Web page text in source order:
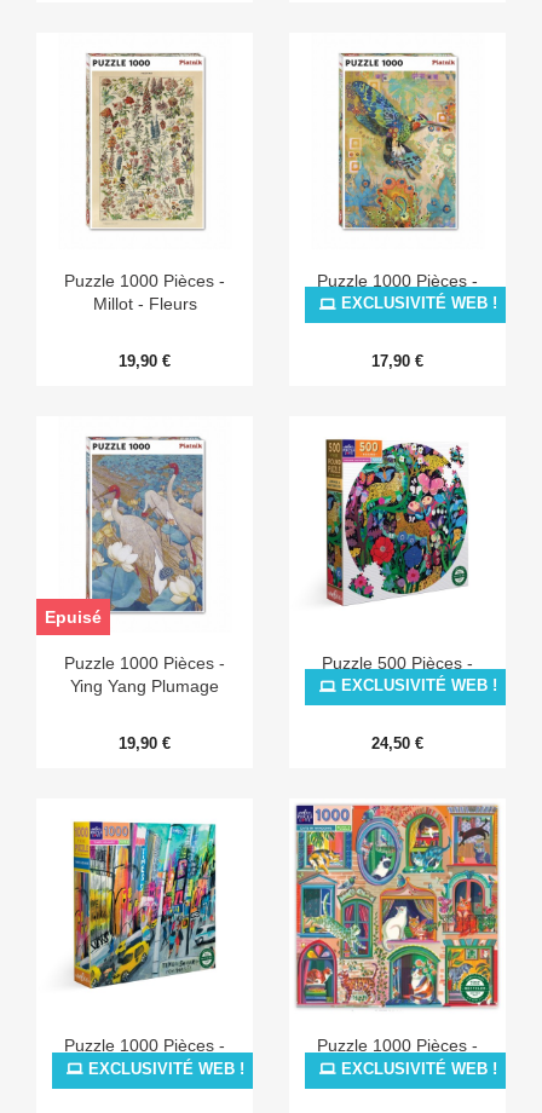
Puzzle 1000 Pièces -
Millot - Fleurs
19,90 €
Puzzle 1000 Pièces -
Colibri
17,90 €
EXCLUSIVITÉ WEB !
Puzzle 1000 Pièces -
Ying Yang Plumage
19,90 €
Epuisé
Puzzle 500 Pièces -
Jaguars & Butterflies
24,50 €
EXCLUSIVITÉ WEB !
Puzzle 1000 Pièces -
Times Square
EXCLUSIVITÉ WEB !
Puzzle 1000 Pièces -
Cats In Windows
EXCLUSIVITÉ WEB !